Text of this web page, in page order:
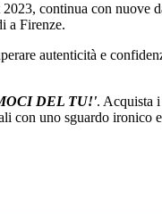
continua con nuove
a Firenze.
autenticità e
DEL TU!'. Acquista
con uno sguardo ironico